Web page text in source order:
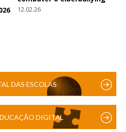
12.02.26
DAS ESCOLAS
DIGITAL